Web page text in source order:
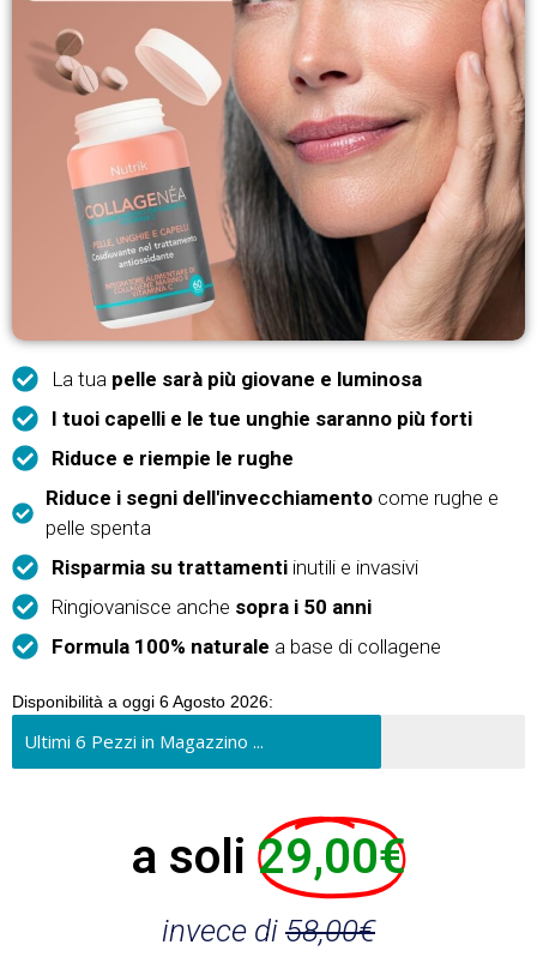
La tua pelle sarà più giovane e luminosa
I tuoi capelli e le tue unghie saranno più forti
Riduce e riempie le rughe
Riduce i segni dell'invecchiamento come rughe e
pelle spenta
Risparmia su trattamentiinutili e invasivi
Ringiovanisce anche sopra i 50 anni
Formula 100% naturale a base di collagene
Disponibilità a oggi 6 Agosto 2026:
Ultimi 6 Pezzi in Magazzino ...
a soli 29,00€
invece di 58,00€